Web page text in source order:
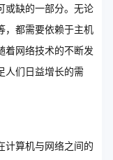
或缺的一部分。无论
，都需要依赖于主机
着网络技术的不断发
人们日益增长的需
计算机与网络之间的